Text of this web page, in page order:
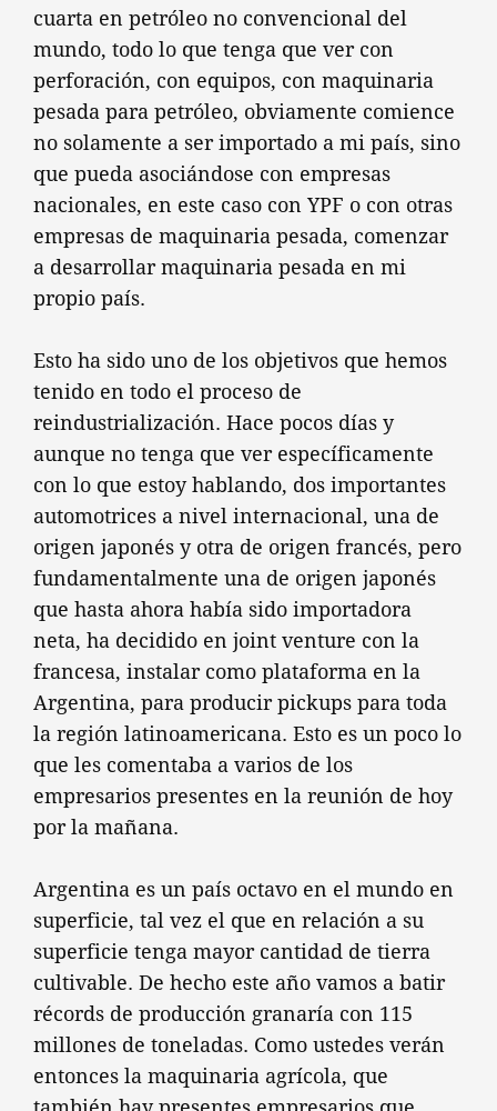
cuarta en petróleo no convencional del
mundo, todo lo que tenga que ver con
perforación, con equipos, con maquinaria
pesada para petróleo, obviamente comience
no solamente a ser importado a mi país, sino
que pueda asociándose con empresas
nacionales, en este caso con YPF o con otras
empresas de maquinaria pesada, comenzar
a desarrollar maquinaria pesada en mi
propio país.
Esto ha sido uno de los objetivos que hemos
tenido en todo el proceso de
reindustrialización. Hace pocos días y
aunque no tenga que ver específicamente
con lo que estoy hablando, dos importantes
automotrices a nivel internacional, una de
origen japonés y otra de origen francés, pero
fundamentalmente una de origen japonés
que hasta ahora había sido importadora
neta, ha decidido en joint venture con la
francesa, instalar como plataforma en la
Argentina, para producir pickups para toda
la región latinoamericana. Esto es un poco lo
que les comentaba a varios de los
empresarios presentes en la reunión de hoy
por la mañana.
Argentina es un país octavo en el mundo en
superficie, tal vez el que en relación a su
superficie tenga mayor cantidad de tierra
cultivable. De hecho este año vamos a batir
récords de producción granaría con 115
millones de toneladas. Como ustedes verán
entonces la maquinaria agrícola, que